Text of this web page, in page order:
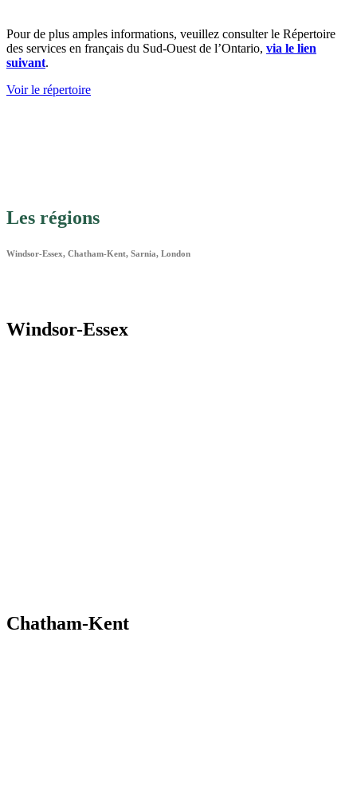
Pour de plus amples informations, veuillez consulter le Répertoire
des services en français du Sud-Ouest de l’Ontario, via le lien
suivant.
Voir le répertoire
Les régions
Windsor-Essex, Chatham-Kent, Sarnia, London
Windsor-Essex
Chatham-Kent